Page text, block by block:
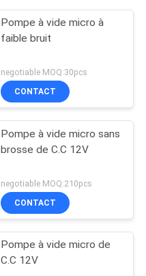
Pompe à vide micro à
faible bruit
negotiable MOQ:30pcs
CONTACT
Pompe à vide micro sans
brosse de C.C 12V
negotiable MOQ:210pcs
CONTACT
Pompe à vide micro de
C.C 12V